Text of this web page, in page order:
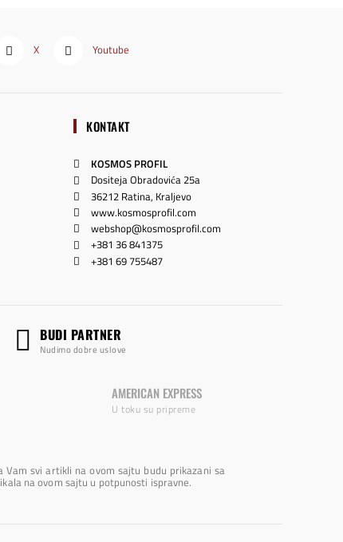
X Youtube
KONTAKT
KOSMOS PROFIL
Dositeja Obradovića 25a
36212 Ratina, Kraljevo
www.kosmosprofil.com
webshop@kosmosprofil.com
+381 36 841375
+381 69 755487
BUDI PARTNER
Nudimo dobre uslove
AMERICAN EXPRESS
U toku su pripreme
Vam svi artikli na ovom sajtu budu prikazani sa
na ovom sajtu u potpunosti ispravne.